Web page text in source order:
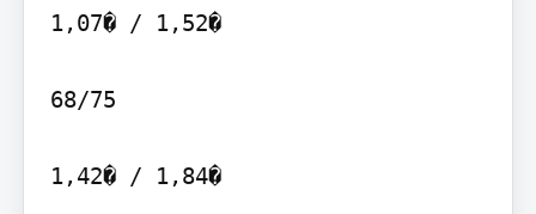
1,07� / 1,52�
68/75
1,42� / 1,84�